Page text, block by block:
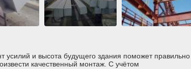
и высота будущего здания поможет правильно
качественный монтаж. С учётом